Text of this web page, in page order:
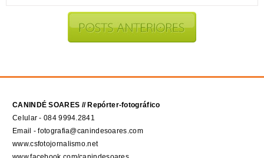
CANINDÉ SOARES // Repórter-fotográfico
Celular - 084 9994.2841
Email - fotografia@canindesoares.com
www.csfotojornalismo.net